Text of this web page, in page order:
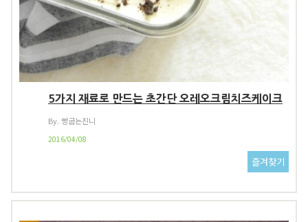
5가지 재료로 만드는 초간단 오레오크림치즈케이크
By. 빵굽는진니
2016/04/08